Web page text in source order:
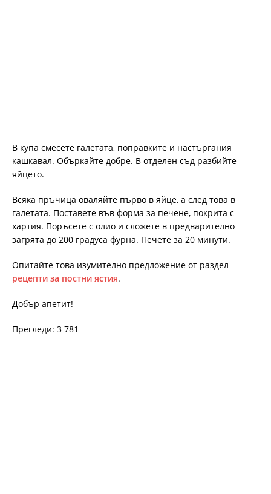
В купа смесете галетата, поправките и настъргания
кашкавал. Объркайте добре. В отделен съд разбийте
яйцето.
Всяка пръчица оваляйте първо в яйце, а след това в
галетата. Поставете във форма за печене, покрита с
хартия. Поръсете с олио и сложете в предварително
загрята до 200 градуса фурна. Печете за 20 минути.
Опитайте това изумително предложение от раздел
рецепти за постни ястия.
Добър апетит!
Прегледи: 3 781